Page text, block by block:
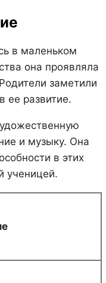
в маленьком
она проявляла
заметили
ее развитие.
и музыку. Она
в этих
ученицей.